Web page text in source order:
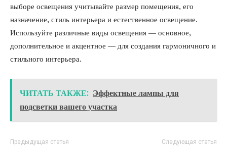
выборе освещения учитывайте размер помещения, его
назначение, стиль интерьера и естественное освещение.
Используйте различные виды освещения — основное,
дополнительное и акцентное — для создания гармоничного и
стильного интерьера.
ЧИТАТЬ ТАКЖЕ: Эффектные лампы для
подсветки вашего участка
Предыдущая статья Следующая статья